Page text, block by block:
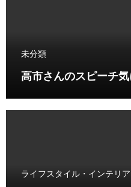
未分類
高市さんのスピーチ
ライフスタイル・インテリア